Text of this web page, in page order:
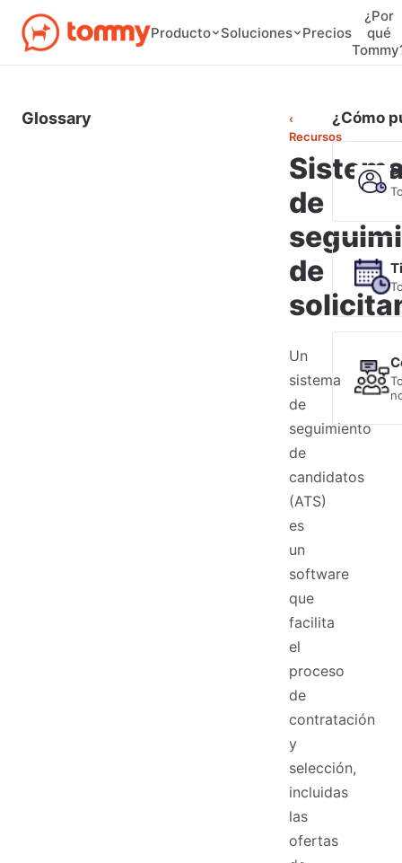
Producto Soluciones Precios
¿Por
qué
Glossary
‹
Recursos
de
de
Un
sistema
de
seguimiento
de
candidatos
(ATS)
es
un
software
que
facilita
el
proceso
de
contratación
y
selección,
incluidas
las
ofertas
¿Cómo